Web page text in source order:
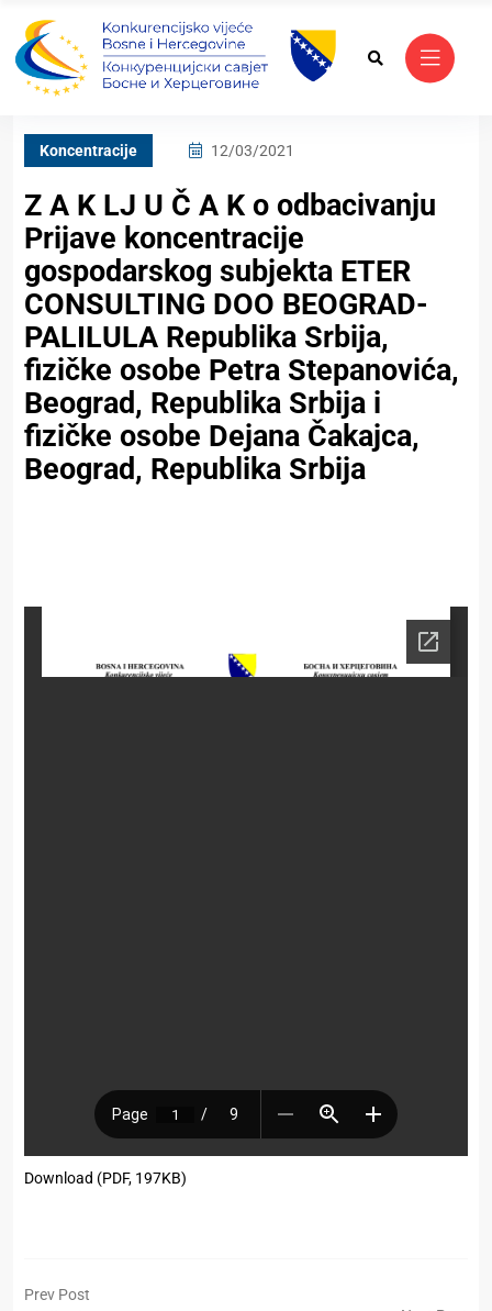
Koncentracije 12/03/2021
Z A K LJ U Č A K o odbacivanju
Prijave koncentracije
gospodarskog subjekta ETER
CONSULTING DOO BEOGRAD-
PALILULA Republika Srbija,
fizičke osobe Petra Stepanovića,
Beograd, Republika Srbija i
fizičke osobe Dejana Čakajca,
Beograd, Republika Srbija
Download (PDF, 197KB)
Prev Post